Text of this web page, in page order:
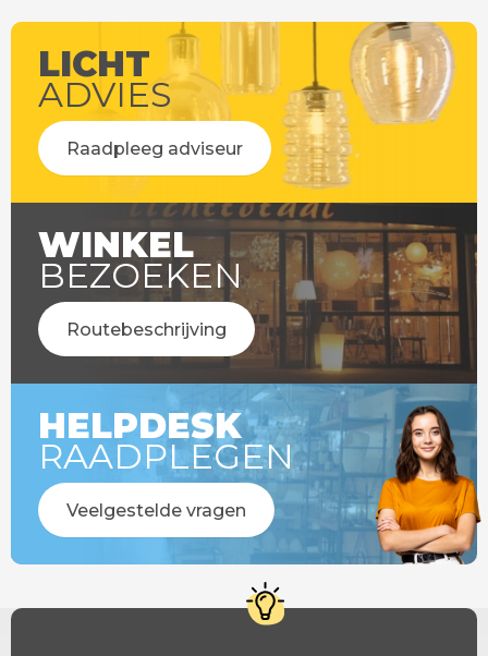
LICHT
ADVIES
Raadpleeg adviseur
WINKEL
BEZOEKEN
Routebeschrijving
HELPDESK
RAADPLEGEN
Veelgestelde vragen